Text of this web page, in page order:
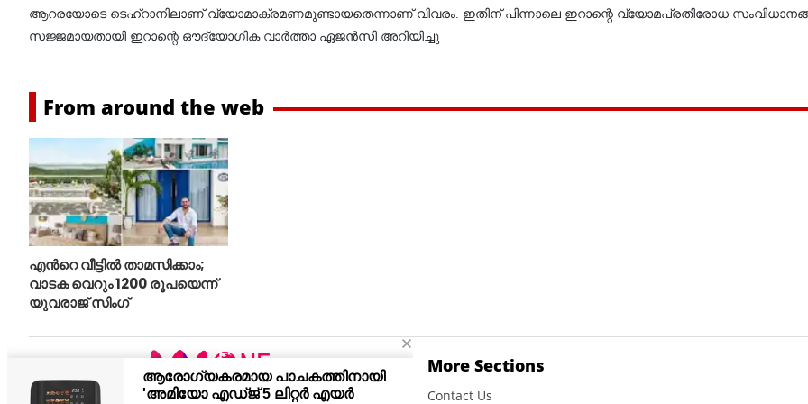
ആറരയോടെ ടെഹ്റാനിലാണ് വ്യോമാക്രമണമുണ്ടായതെന്നാണ് വിവരം. ഇതിന് പിന്നാലെ ഇറാന്റെ വ്യോമപ്രതിരോധ
സജ്ജമായതായി ഇറാന്റെ ഔദ്യോഗിക വാര്‍ത്താ ഏജന്‍സി അറിയിച്ചു
From around the web
എന്‍റെ വീട്ടില്‍ താമസിക്കാം;
വാടക വെറും 1200 രൂപയെന്ന്
യുവരാജ് സിംഗ്
More Sections
Contact Us